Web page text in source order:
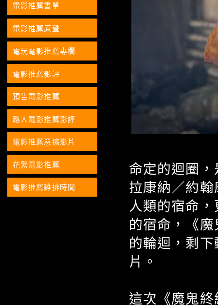
命定的迴圈
拉康納／約
人類的宿命
的宿命，《
的輪迴，剩
片。
這次《魔鬼
電影推薦書單
電影推薦原聲
電玩電影推薦專欄
電影推薦影評
預告電影推薦
路人電影推薦影評
電影推薦惡搞影片
花絮電影推薦
電影推薦雞排時間